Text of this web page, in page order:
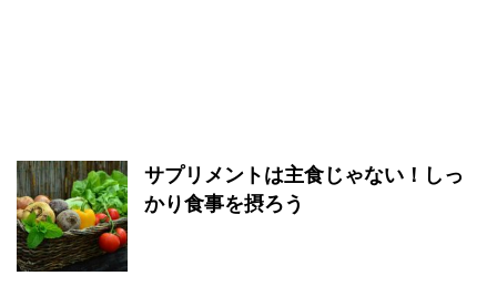
サプリメントは主食じゃない！しっ
かり食事を摂ろう